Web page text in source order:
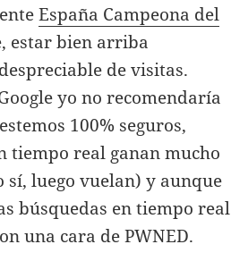
España Campeona del
estar bien arriba
de visitas.
yo no recomendaría
100% seguros,
tiempo real ganan mucho
sí, luego vuelan) y aunque
búsquedas en tiempo real
una cara de PWNED.